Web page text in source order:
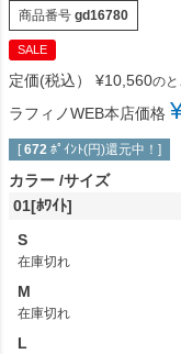
商品番号 gd16780
SALE
定価(税込） ¥10,560のと
ラフィノWEB本店価格
[ 672 ﾎﾟｲﾝﾄ(円)還元中！]
カラー サイズ
01[ﾎﾜｲﾄ]
S
在庫切れ
M
在庫切れ
L